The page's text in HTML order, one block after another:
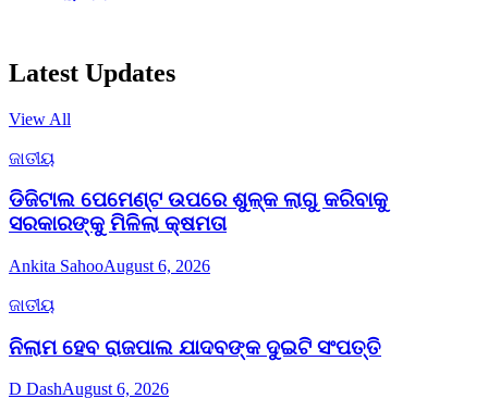
Latest Updates
View All
ଜାତୀୟ
ଡିଜିଟାଲ ପେମେଣ୍ଟ ଉପରେ ଶୁଳ୍କ ଲାଗୁ କରିବାକୁ
ସରକାରଙ୍କୁ ମିଳିଲା କ୍ଷମତା
Ankita SahooAugust 6, 2026
ଜାତୀୟ
ନିଲାମ ହେବ ରାଜପାଲ ଯାଦବଙ୍କ ଦୁଇଟି ସଂପତ୍ତି
D DashAugust 6, 2026